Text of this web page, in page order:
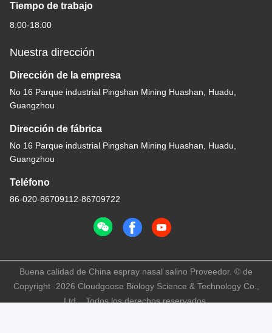
Tiempo de trabajo
8:00-18:00
Nuestra dirección
Dirección de la empresa
No 16 Parque industrial Pingshan Mining Huashan, Huadu,
Guangzhou
Dirección de fábrica
No 16 Parque industrial Pingshan Mining Huashan, Huadu,
Guangzhou
Teléfono
86-020-86709112-86709722
Buena calidad de China espray nasal salino Proveedor. © de
Copyright -2026 Cloudgoose Biology Science & Technology Co.,
Ltd. . Todos los derechos reservados.